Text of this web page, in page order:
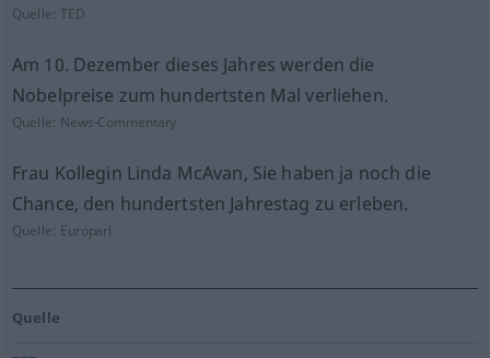
Quelle:TED
Am 10. Dezember dieses Jahres werden die
Nobelpreise zum hundertsten Mal verliehen.
Quelle: News-Commentary
Frau Kollegin Linda McAvan, Sie haben ja noch die
Chance, den hundertsten Jahrestag zu erleben.
Quelle: Europarl
Quelle